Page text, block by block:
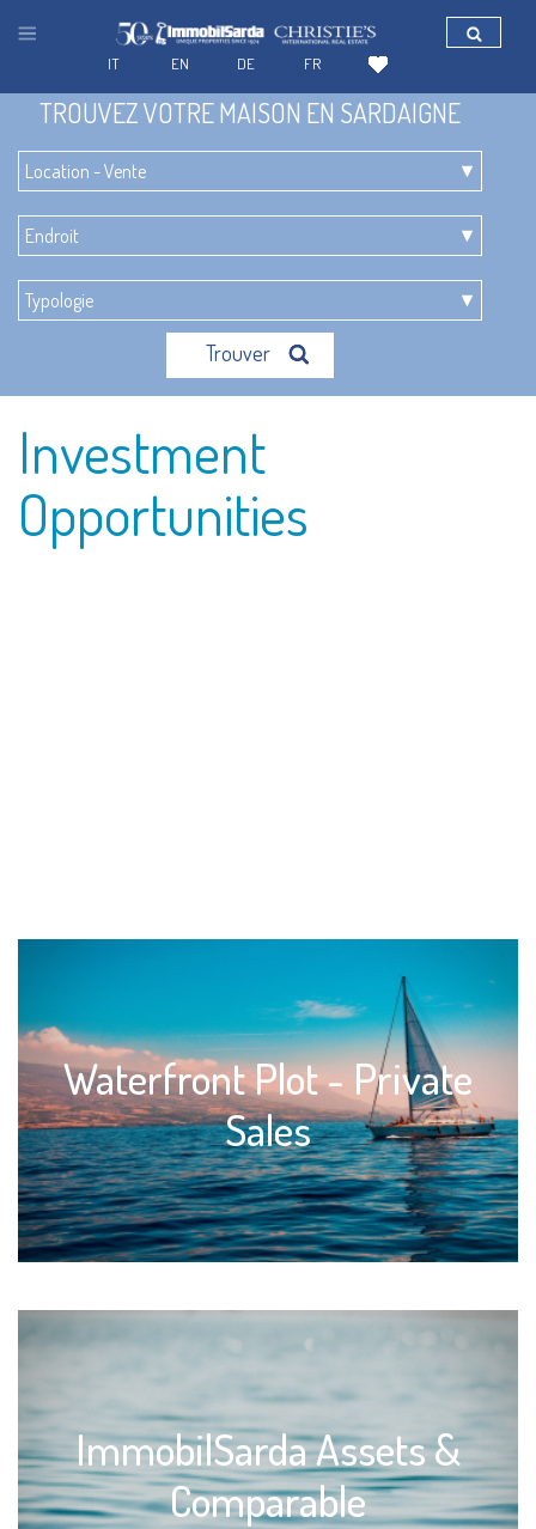
TROUVEZ VOTRE MAISON EN SARDAIGNE
Trouver
Investment
Opportunities
Waterfront Plot - Private
Sales
ImmobilSarda Assets &
Comparable
FR
DE
EN
IT